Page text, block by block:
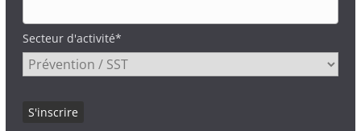
Secteur d'activité*